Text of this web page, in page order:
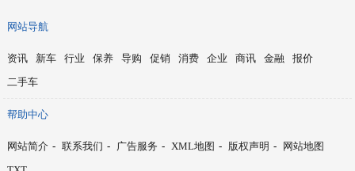
网站导航
资讯 新车 行业 保养 导购 促销 消费 企业 商讯 金融
报价
二手车
帮助中心
网站简介 - 联系我们 - 广告服务 - XML地图 - 版权声明 -
网站地图